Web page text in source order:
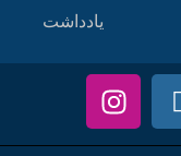
یادداشت